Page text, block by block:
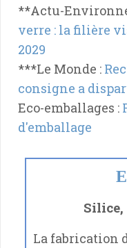
**Actu-
verre : la filière
2029
***Le Monde :
consigne a
Eco-emballages :
d'emballage
Silice,
La fabrication